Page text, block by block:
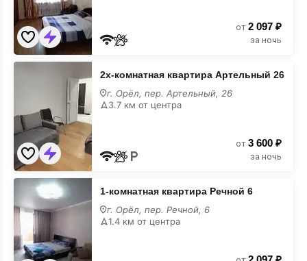
от 2 097 ₽
за ночь
2х-
2х-комнатная квартира Артельный 26
г. Орёл, пер. Артельный, 26
3.7 км от центра
от 3 600 ₽
за ночь
1-
комнатная
квартира
Речной
1-комнатная квартира Речной 6
г. Орёл, пер. Речной, 6
1.4 км от центра